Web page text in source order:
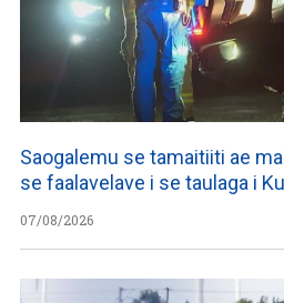
Saogalemu se tamaitiiti ae
se faalavelave i se taulaga i
07/08/2026